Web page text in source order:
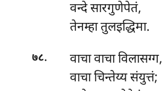
वन्दे सारगुणेपेतं,
तेनम्हा तुलइद्धिमा.
७८.
वाचा वाचा विलासग्ग,
वाचा चिन्तेय्य संयुत्तं;